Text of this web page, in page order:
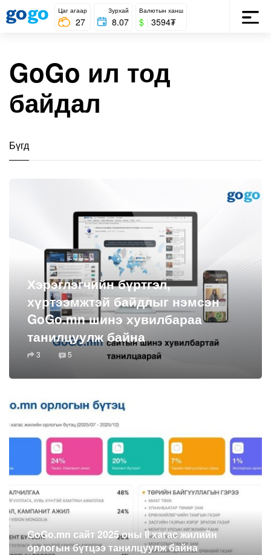
Цаг агаар
27
Зурхай
8.07
Валютын ханш
$ 3594₮
GoGo ил тод
байдал
Бүгд
Хэрэглэгчийн бүртгэл,
хүртээмжтэй байдлыг нэмсэн
GoGo.mn шинэ хувилбараа
танилцуулж байна
3 5
GoGo.mn сайт 2025 оны II хагас жилийн
орлогын бүтцээ танилцуулж байна